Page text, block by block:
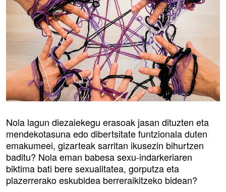
Nola lagun diezaiekegu erasoak jasan dituzten eta
mendekotasuna edo dibertsitate funtzionala duten
emakumeei, gizarteak sarritan ikusezin bihurtzen
baditu? Nola eman babesa sexu-indarkeriaren
biktima bati bere sexualitatea, gorputza eta
plazerrerako eskubidea berreraikitzeko bidean?